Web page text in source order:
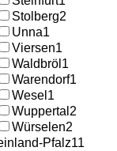
Stolberg2
Unna1
Viersen1
Waldbröl 1
Warendorf1
Wesel 1
Wuppertal 2
Würselen2
Pfalz11